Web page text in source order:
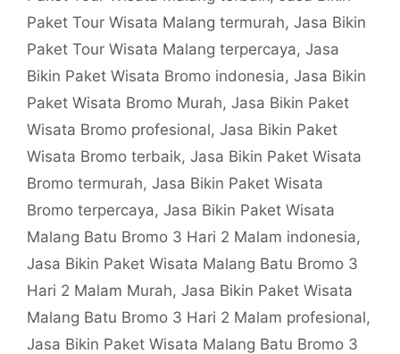
Paket Tour Wisata Malang termurah, Jasa Bikin
Paket Tour Wisata Malang terpercaya, Jasa
Bikin Paket Wisata Bromo indonesia, Jasa Bikin
Paket Wisata Bromo Murah, Jasa Bikin Paket
Wisata Bromo profesional, Jasa Bikin Paket
Wisata Bromo terbaik, Jasa Bikin Paket Wisata
Bromo termurah, Jasa Bikin Paket Wisata
Bromo terpercaya, Jasa Bikin Paket Wisata
Malang Batu Bromo 3 Hari 2 Malam indonesia,
Jasa Bikin Paket Wisata Malang Batu Bromo 3
Hari 2 Malam Murah, Jasa Bikin Paket Wisata
Malang Batu Bromo 3 Hari 2 Malam profesional,
Jasa Bikin Paket Wisata Malang Batu Bromo 3